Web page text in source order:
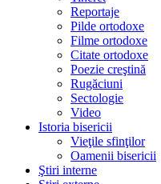
Reportaje
Pilde ortodoxe
Filme ortodoxe
Citate ortodoxe
Poezie creştină
Rugăciuni
Sectologie
Video
Istoria bisericii
Vieţile sfinţilor
Oamenii bisericii
Ştiri interne